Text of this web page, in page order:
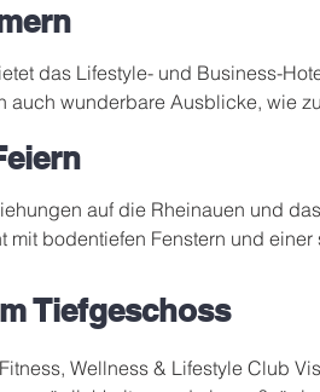
das Lifestyle- und Business-
auch wunderbare Ausblicke, wie
Bonn richtet sich als
und Prominente, sondern auch
auf die Rheinauen und
bodentiefen Fenstern und
mit
Feste und Firmenevents in
Diverse Terrassen im
Tiefgeschoss
Wellness & Lifestyle Club